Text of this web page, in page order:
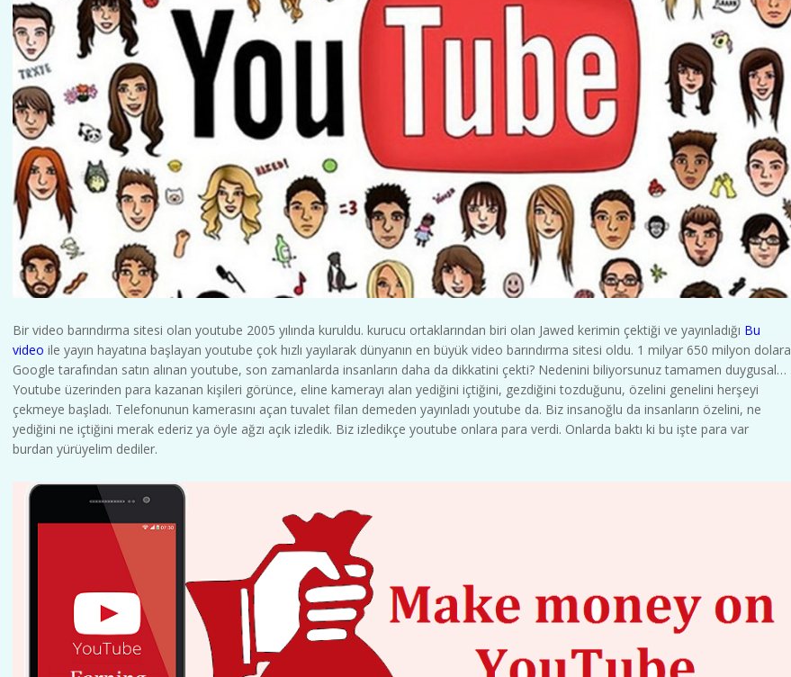
Bir video barındırma sitesi olan youtube 2005 yılında kuruldu. kurucu ortaklarından biri olan Jawed kerimin çektiği ve yayınladığı Bu
video ile yayın hayatına başlayan youtube çok hızlı yayılarak dünyanın en büyük video barındırma sitesi oldu. 1 milyar 650 milyon dolara
Google tarafından satın alınan youtube, son zamanlarda insanların daha da dikkatini çekti? Nedenini biliyorsunuz tamamen duygusal…
Youtube üzerinden para kazanan kişileri görünce, eline kamerayı alan yediğini içtiğini, gezdiğini tozduğunu, özelini genelini herşeyi
çekmeye başladı. Telefonunun kamerasını açan tuvalet filan demeden yayınladı youtube da. Biz insanoğlu da insanların özelini, ne
yediğini ne içtiğini merak ederiz ya öyle ağzı açık izledik. Biz izledikçe youtube onlara para verdi. Onlarda baktı ki bu işte para var
burdan yürüyelim dediler.